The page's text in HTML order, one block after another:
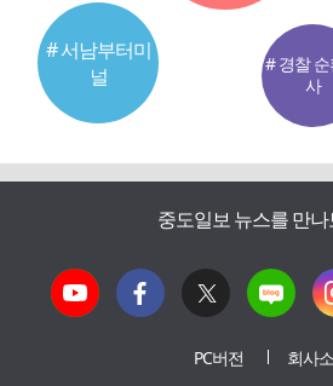
# 서남부터미
널
# 경찰
사
중도일보 뉴스를 만
PC버전 회사